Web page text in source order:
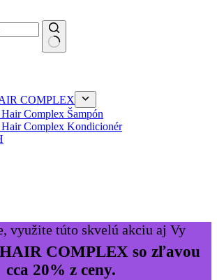
COMPLEX
Complex Šampón
Complex Kondicionér
využite túto skvelú akciu aj Vy
COMPLEX so zľavou
cca 20% z ceny.